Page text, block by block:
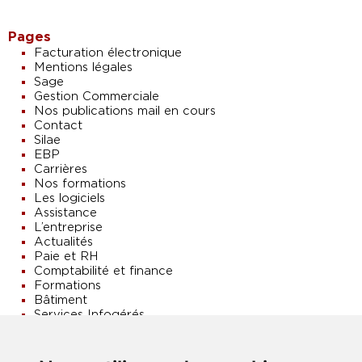
Pages
Facturation électronique
Mentions légales
Sage
Gestion Commerciale
Nos publications mail en cours
Contact
Silae
EBP
Carrières
Nos formations
Les logiciels
Assistance
L’entreprise
Actualités
Paie et RH
Comptabilité et finance
Formations
Bâtiment
Services Infogérés
Nos indicateurs de satisfaction